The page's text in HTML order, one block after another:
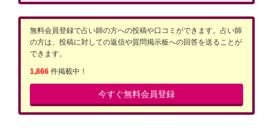
無料会員登録で占い師の方への投稿や口コミができます。占い師
の方は、投稿に対しての返信や質問掲示板への回答を送ることが
できます。
1,866 件掲載中！
今すぐ無料会員登録